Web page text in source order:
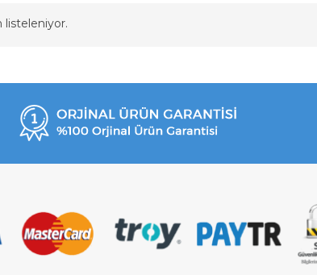
listeleniyor.